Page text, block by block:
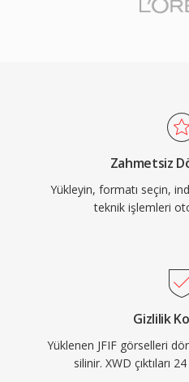
Zahmetsiz
Yükleyin, formatı seçin,
teknik işlemleri
Gizlilik
Yüklenen JFIF görselleri
silinir. XWD çıktıları